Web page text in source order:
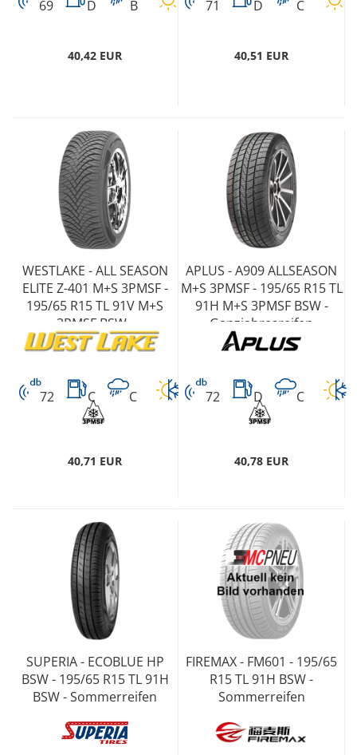
69 D B
40,42 EUR
71 D C
40,51 EUR
WESTLAKE - ALL SEASON
ELITE Z-401 M+S 3PMSF -
195/65 R15 TL 91V M+S
3PMSF BSW -
Ganzjahresreifen
72 C C
40,71 EUR
APLUS - A909 ALLSEASON
M+S 3PMSF - 195/65 R15 TL
91H M+S 3PMSF BSW -
Ganzjahresreifen
72 D C
40,78 EUR
SUPERIA - ECOBLUE HP
BSW - 195/65 R15 TL 91H
BSW - Sommerreifen
FIREMAX - FM601 - 195/65
R15 TL 91H BSW -
Sommerreifen